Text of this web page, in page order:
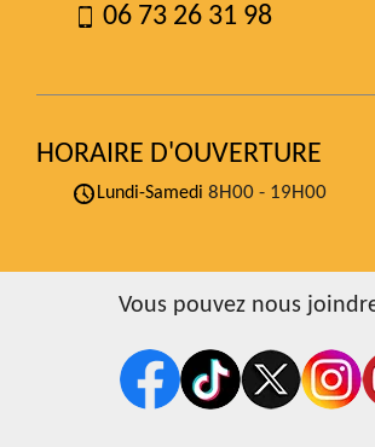
06 73 26 31 98
HORAIRE D'OUVERTURE
Lundi-Samedi 8H00 - 19H00
Vous pouvez nous